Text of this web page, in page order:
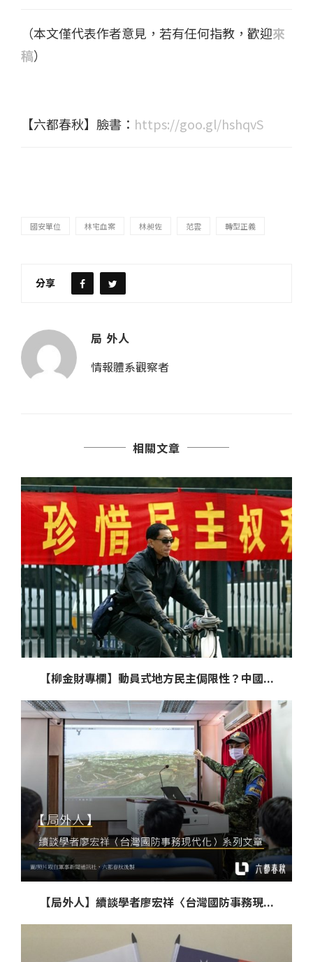
（本文僅代表作者意見，若有任何指教，歡迎來
稿）
【六都春秋】臉書： https://goo.gl/hshqvS
國安單位 林宅血案 林昶佐 范雲 轉型正義
分享
局 外人
情報體系觀察者
相關文章
【柳金財專欄】動員式地方民主侷限性？中國...
【局外人】續談學者廖宏祥〈台灣國防事務現...